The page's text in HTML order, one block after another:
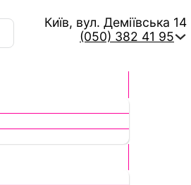
Київ, вул. Деміївська 14
(050) 382 41 95